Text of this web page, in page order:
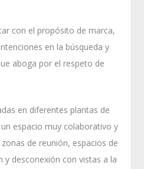
con el propósito de marca,
en la búsqueda y
aboga por el respeto de
en diferentes plantas de
espacio muy colaborativo y
de reunión, espacios de
desconexión con vistas a la